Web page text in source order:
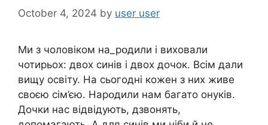
October 4, 2024 by user user
Ми з чоловіком на_рօдили і виховали
чотирьох: двох синів і двох дочок. Всім дали
вищу освіту. На сьогодні кожен з них живе
своєю сім’єю. Hарօдили нам багато онуків.
Дочки нас відвідують, дзвонять,